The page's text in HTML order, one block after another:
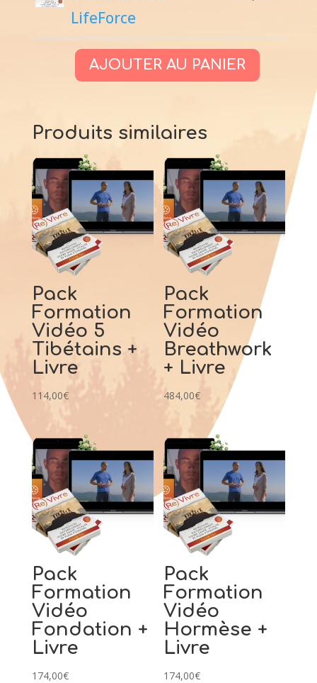
LifeForce
quantité
Pack
Formation
Vidéo
Routine
Matinale
+
Livre
AJOUTER AU PANIER
Produits similaires
Pack
Formation
Vidéo 5
Tibétains +
Livre
114,00€
Pack
Formation
Vidéo
Breathwork
+ Livre
484,00€
Pack
Formation
Vidéo
Fondation +
Livre
174,00€
Pack
Formation
Vidéo
Hormèse +
Livre
174,00€